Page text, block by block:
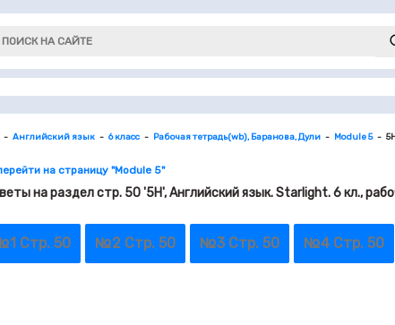
Английский язык 6 класс Рабочая тетрадь(wb), Баранова, Дули Module 5
на страницу "Module 5"
на раздел стр. 50 '5H', Английский язык. Starlight. 6 кл.,
Стр. 50 №2 Стр. 50 №3 Стр. 50 №4 Стр. 50